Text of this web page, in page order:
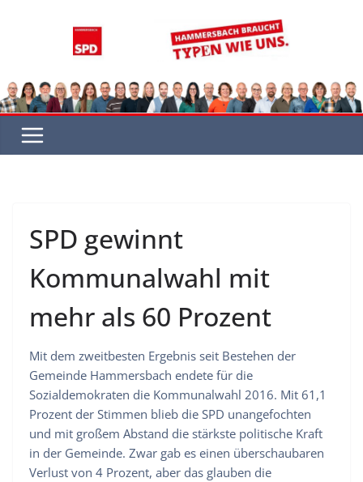
SPD gewinnt
Kommunalwahl mit
mehr als 60 Prozent
Mit dem zweitbesten Ergebnis seit Bestehen der
Gemeinde Hammersbach endete für die
Sozialdemokraten die Kommunalwahl 2016. Mit 61,1
Prozent der Stimmen blieb die SPD unangefochten
und mit großem Abstand die stärkste politische Kraft
in der Gemeinde. Zwar gab es einen überschaubaren
Verlust von 4 Prozent, aber das glauben die